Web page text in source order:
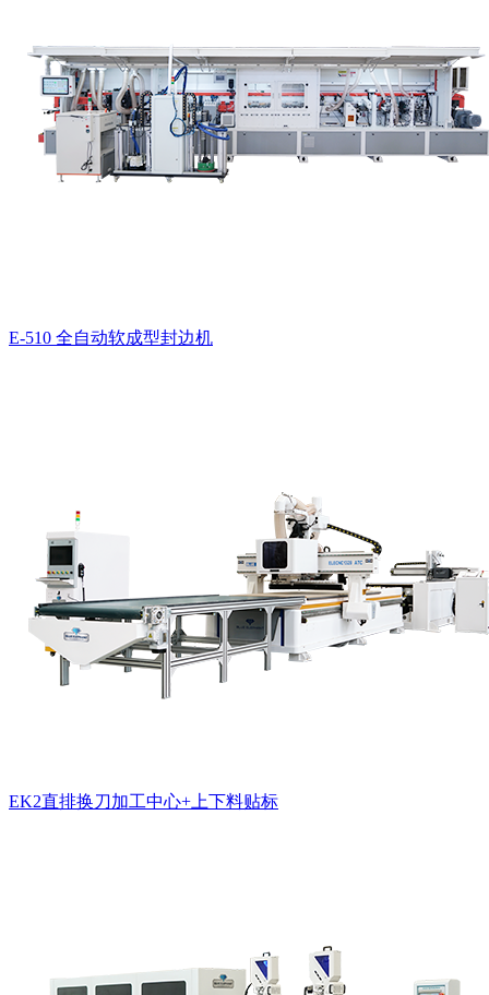
E-510 全自动软成型封边机
EK2直排换刀加工中心+上下料贴标